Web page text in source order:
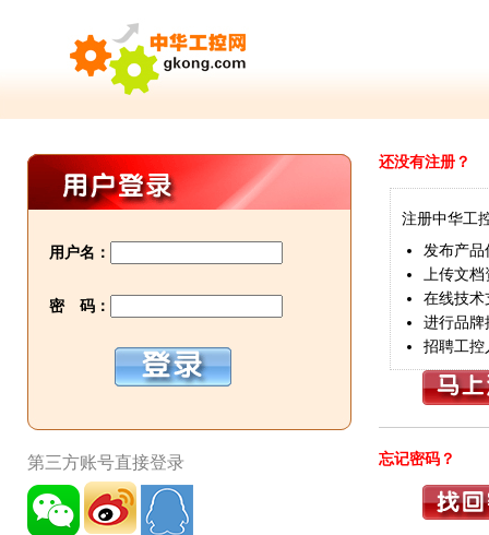
用户名：
密 码：
第三方账号直接登录
还没有注册？
注册中华工
发布产品
上传文档
在线技术
进行品牌
招聘工控
忘记密码？